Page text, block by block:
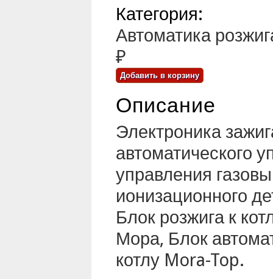
Категория:
Автоматика
₽
Описание
Электроника
автоматического
управления
ионизационного
Блок розжига к
Мора, Блок
котлу Mora-Top.